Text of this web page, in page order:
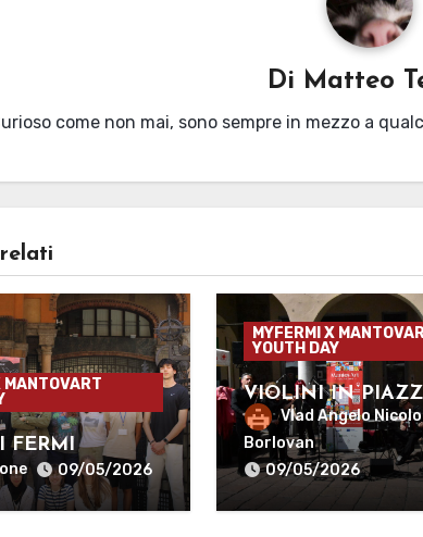
Di Matteo
come non mai, sono sempre in mezzo a
MANTOVART
FERMI
09/05/2026
MYFERMI X
YOUTH DAY
VIOLINI IN
MARCONI
Vlad Angelo Nicolo
Borlovan
09/05/2026